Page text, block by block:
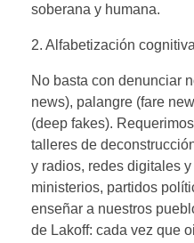
soberana y humana.
2. Alfabetización
No basta con denunciar
news), palangre (fare
(deep fakes).
talleres de
y radios, redes digitales
ministerios, partidos
enseñar a nuestros
de Lakoff: cada vez que